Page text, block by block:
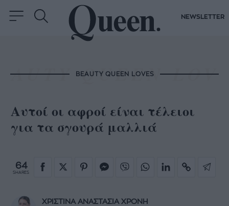
NEWSLETTER
BEAUTY QUEEN LOVES
Αυτοί οι αφροί είναι τέλειοι
για τα σγουρά μαλλιά
64
SHARES
ΧΡΙΣΤΙΝΑ ΑΝΑΣΤΑΣΙΑ ΧΡΟΝΗ